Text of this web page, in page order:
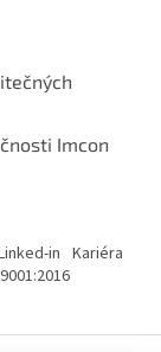
Imcon
in Kariéra